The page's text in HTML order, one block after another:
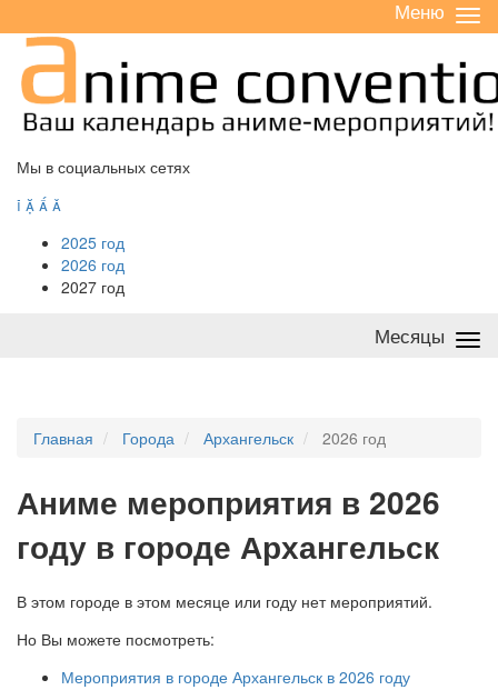
/
Меню
Мы в социальных сетях
   
2025 год
2026 год
2027 год
Месяцы
Главная Города Архангельск 2026 год
Аниме мероприятия в 2026
году в городе Архангельск
В этом городе в этом месяце или году нет мероприятий.
Но Вы можете посмотреть:
Мероприятия в городе Архангельск в 2026 году